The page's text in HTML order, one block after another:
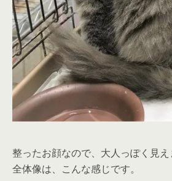
整ったお顔なので、大人っぽく見
全体像は、こんな感じです。